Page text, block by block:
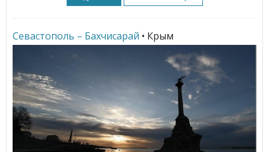
Севастополь – Бахчисарай • Крым